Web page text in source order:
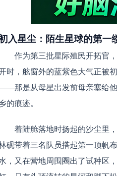
入星尘：陌生星球的第一
作为第三批星际殖民开拓官
时，舷窗外的蓝紫色大气正被
那是从母星出发前母亲塞给
乡的痕迹。
着陆舱落地时扬起的沙尘里
砚带着三名队员搭起第一顶帆
，又在营地周围圈出了试种区